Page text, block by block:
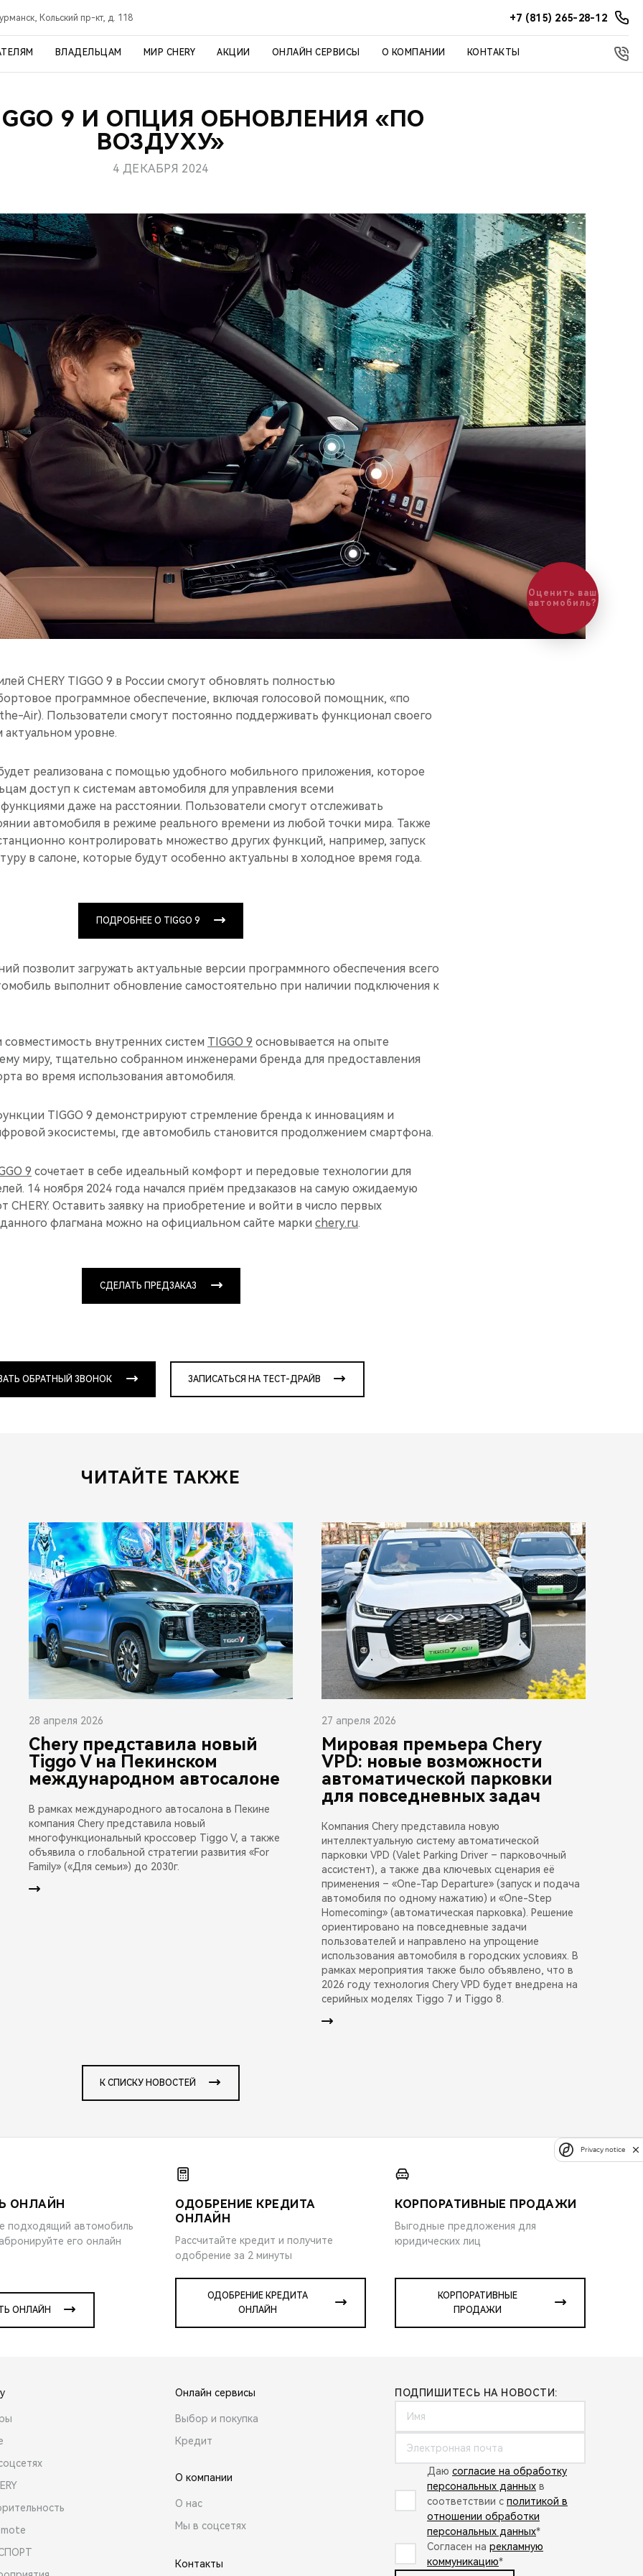
Кольский пр-кт, д. 118 +7 (815) 265-28-12
ВЛАДЕЛЬЦАМ МИР CHERY АКЦИИ ОНЛАЙН СЕРВИСЫ О КОМПАНИИ КОНТАКТЫ
9 И ОПЦИЯ ОБНОВЛЕНИЯ «ПО
ВОЗДУХУ»
4 ДЕКАБРЯ 2024
CHERY TIGGO 9 в России смогут обновлять полностью
программное обеспечение, включая голосовой помощник, «по
the-Air). Пользователи смогут постоянно поддерживать функционал своего
уровне.
реализована с помощью удобного мобильного приложения, которое
доступ к системам автомобиля для управления всеми
даже на расстоянии. Пользователи смогут отслеживать
автомобиля в режиме реального времени из любой точки мира. Также
контролировать множество других функций, например, запуск
в салоне, которые будут особенно актуальны в холодное время года.
ПОДРОБНЕЕ О TIGGO 9
позволит загружать актуальные версии программного обеспечения всего
выполнит обновление самостоятельно при наличии подключения к
внутренних систем TIGGO 9 основывается на опыте
миру, тщательно собранном инженерами бренда для предоставления
во время использования автомобиля.
TIGGO 9 демонстрируют стремление бренда к инновациям и
экосистемы, где автомобиль становится продолжением смартфона.
9 сочетает в себе идеальный комфорт и передовые технологии для
14 ноября 2024 года начался приём предзаказов на самую ожидаемую
CHERY. Оставить заявку на приобретение и войти в число первых
флагмана можно на официальном сайте марки chery.ru.
СДЕЛАТЬ ПРЕДЗАКАЗ
ОБРАТНЫЙ ЗВОНОК ЗАПИСАТЬСЯ НА ТЕСТ-ДРАЙВ
ЧИТАЙТЕ ТАКЖЕ
28 апреля 2026
Chery представила новый
Tiggo V на Пекинском
международном автосалоне
В рамках международного автосалона в Пекине
компания Chery представила новый
многофункциональный кроссовер Tiggo V, а также
объявила о глобальной стратегии развития «For
Family» («Для семьи») до 2030г.
27 апреля 2026
Мировая премьера Chery
VPD: новые возможности
автоматической парковки
для повседневных задач
Компания Chery представила новую
интеллектуальную систему автоматической
парковки VPD (Valet Parking Driver – парковочный
ассистент), а также два ключевых сценария её
применения – «One-Tap Departure» (запуск и подача
автомобиля по одному нажатию) и «One-Step
Homecoming» (автоматическая парковка). Решение
ориентировано на повседневные задачи
пользователей и направлено на упрощение
использования автомобиля в городских условиях. В
рамках мероприятия также было объявлено, что в
2026 году технология Chery VPD будет внедрена на
серийных моделях Tiggo 7 и Tiggo 8.
К СПИСКУ НОВОСТЕЙ
ОНЛАЙН
подходящий автомобиль
его онлайн
ОНЛАЙН
ОДОБРЕНИЕ КРЕДИТА
ОНЛАЙН
Рассчитайте кредит и получите
одобрение за 2 минуты
ОДОБРЕНИЕ КРЕДИТА
ОНЛАЙН
КОРПОРАТИВНЫЕ ПРОДАЖИ
Выгодные предложения для
юридических лиц
КОРПОРАТИВНЫЕ
ПРОДАЖИ
СПОРТ
Онлайн сервисы
Выбор и покупка
Кредит
О компании
О нас
Мы в соцсетях
Контакты
ПОДПИШИТЕСЬ НА НОВОСТИ:
Даю согласие на обработку
персональных данных в
соответствии с политикой в
отношении обработки
персональных данных*
Согласен на рекламную
коммуникацию*
Оценить ваш
автомобиль?
Privacy notice